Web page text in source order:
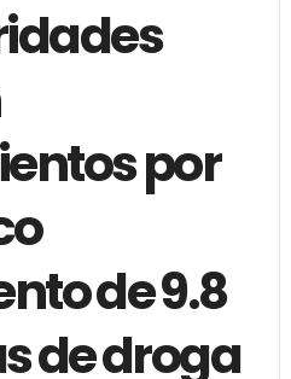
por
de 9.8
de droga